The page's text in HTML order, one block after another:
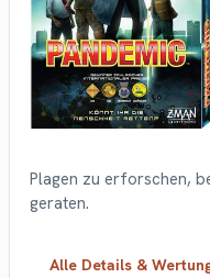
Plagen zu erforschen,
geraten.
Alle Details &